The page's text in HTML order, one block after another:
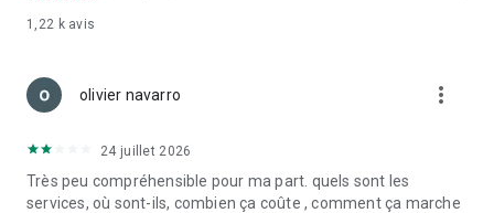
1,22 kavis
olivier navarro more_vert
24 juillet 2026
Très peu compréhensible pour ma part. quels sont les
services, où sont-ils, combien ça coûte , comment ça marche